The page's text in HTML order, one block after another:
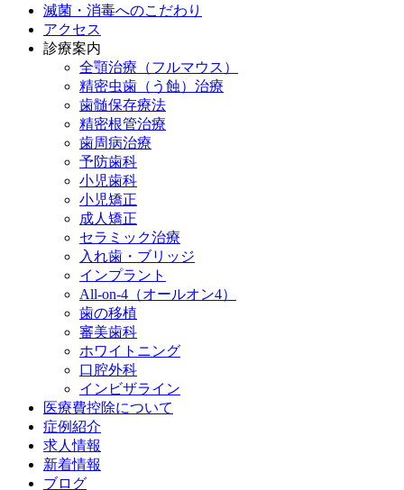
滅菌・消毒へのこだわり
アクセス
診療案内
全顎治療（フルマウス）
精密虫歯（う蝕）治療
歯髄保存療法
精密根管治療
歯周病治療
予防歯科
小児歯科
小児矯正
成人矯正
セラミック治療
入れ歯・ブリッジ
インプラント
All-on-4（オールオン4）
歯の移植
審美歯科
ホワイトニング
口腔外科
インビザライン
医療費控除について
症例紹介
求人情報
新着情報
ブログ